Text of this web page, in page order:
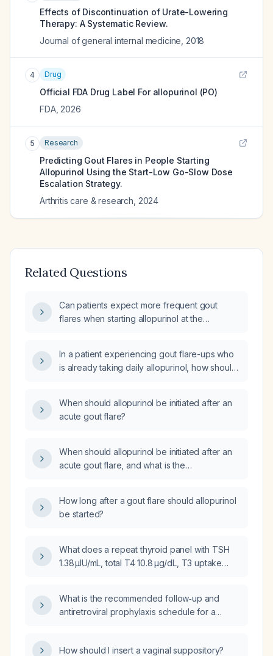
Effects of Discontinuation of Urate-Lowering
Therapy: A Systematic Review.
Journal of general internal medicine 2018
4 Drug
Official FDA Drug Label For allopurinol (PO)
FDA, 2026
5 Research
Predicting Gout Flares in People Starting
Allopurinol Using the Start-Low Go-Slow Dose
Escalation Strategy.
Arthritis care & research 2024
Related Questions
Can patients expect more frequent gout
flares when starting allopurinol at the
In a patient experiencing gout flare-ups who
is already taking daily allopurinol, how should
When should allopurinol be initiated after an
acute gout flare?
When should allopurinol be initiated after an
acute gout flare, and what is the
How long after a gout flare should allopurinol
be started?
What does a repeat thyroid panel with TSH
1.38 µIU/mL, total T4 10.8 µg/dL, T3 uptake
What is the recommended follow‑up and
antiretroviral prophylaxis schedule for a
How should I insert a vaginal suppository?